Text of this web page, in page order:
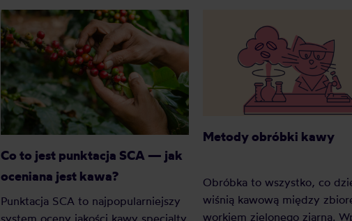
Co to jest punktacja SCA — jak
oceniana jest kawa?
Punktacja SCA to najpopularniejszy
Metody obróbki kawy
Obróbka to wszystko, co
wiśnią kawową między
workiem zielonego ziarna.